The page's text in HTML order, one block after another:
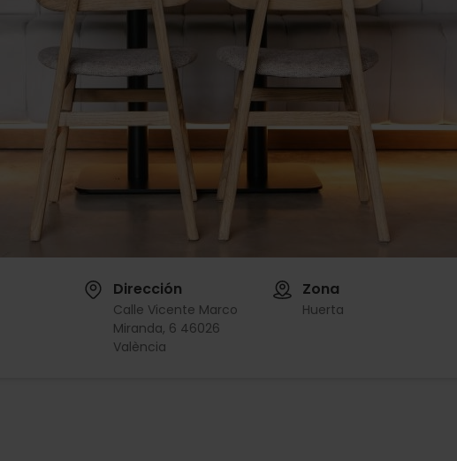
Dirección
Calle Vicente Marco
Miranda, 6 46026
València
Zona
Huerta